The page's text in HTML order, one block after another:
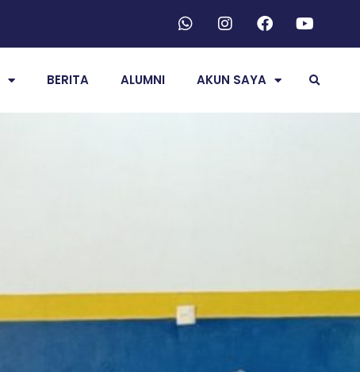
BERITA ALUMNI AKUN SAYA